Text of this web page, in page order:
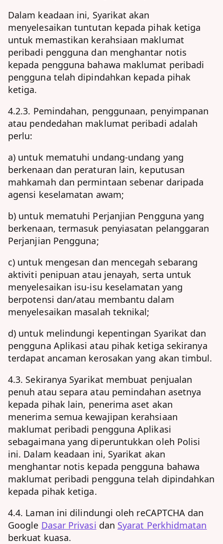
Dalam keadaan ini, Syarikat akan
menyelesaikan tuntutan kepada pihak ketiga
untuk memastikan kerahsiaan maklumat
peribadi pengguna dan menghantar notis
kepada pengguna bahawa maklumat peribadi
pengguna telah dipindahkan kepada pihak
ketiga.
4.2.3. Pemindahan, penggunaan, penyimpanan
atau pendedahan maklumat peribadi adalah
perlu:
a) untuk mematuhi undang-undang yang
berkenaan dan peraturan lain, keputusan
mahkamah dan permintaan sebenar daripada
agensi keselamatan awam;
b) untuk mematuhi Perjanjian Pengguna yang
berkenaan, termasuk penyiasatan pelanggaran
Perjanjian Pengguna;
c) untuk mengesan dan mencegah sebarang
aktiviti penipuan atau jenayah, serta untuk
menyelesaikan isu-isu keselamatan yang
berpotensi dan/atau membantu dalam
menyelesaikan masalah teknikal;
d) untuk melindungi kepentingan Syarikat dan
pengguna Aplikasi atau pihak ketiga sekiranya
terdapat ancaman kerosakan yang akan timbul.
4.3. Sekiranya Syarikat membuat penjualan
penuh atau separa atau pemindahan asetnya
kepada pihak lain, penerima aset akan
menerima semua kewajipan kerahsiaan
maklumat peribadi pengguna Aplikasi
sebagaimana yang diperuntukkan oleh Polisi
ini. Dalam keadaan ini, Syarikat akan
menghantar notis kepada pengguna bahawa
maklumat peribadi pengguna telah dipindahkan
kepada pihak ketiga.
4.4. Laman ini dilindungi oleh reCAPTCHA dan
Google Dasar Privasi dan Syarat Perkhidmatan
berkuat kuasa.